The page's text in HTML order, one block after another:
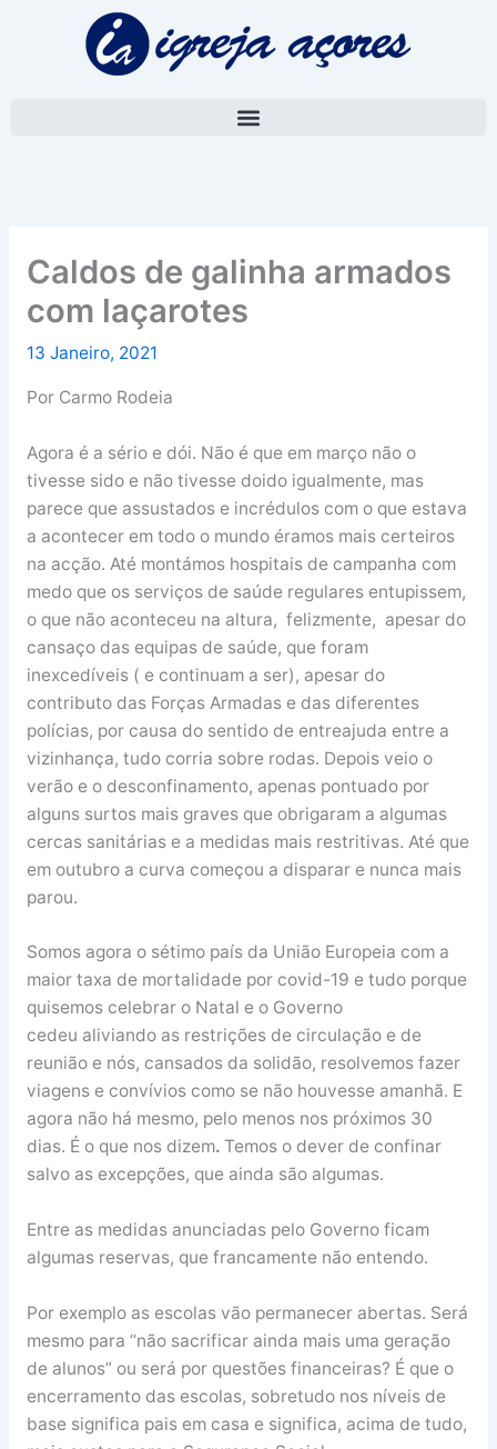
Caldos de galinha armados
com laçarotes
13 Janeiro, 2021
Por Carmo Rodeia
Agora é a sério e dói. Não é que em março não o
tivesse sido e não tivesse doido igualmente, mas
parece que assustados e incrédulos com o que estava
a acontecer em todo o mundo éramos mais certeiros
na acção. Até montámos hospitais de campanha com
medo que os serviços de saúde regulares entupissem,
o que não aconteceu na altura, felizmente, apesar do
cansaço das equipas de saúde, que foram
inexcedíveis ( e continuam a ser), apesar do
contributo das Forças Armadas e das diferentes
polícias, por causa do sentido de entreajuda entre a
vizinhança, tudo corria sobre rodas. Depois veio o
verão e o desconfinamento, apenas pontuado por
alguns surtos mais graves que obrigaram a algumas
cercas sanitárias e a medidas mais restritivas. Até que
em outubro a curva começou a disparar e nunca mais
parou.
Somos agora o sétimo país da União Europeia com a
maior taxa de mortalidade por covid-19 e tudo porque
quisemos celebrar o Natal e o Governo
cedeu aliviando as restrições de circulação e de
reunião e nós, cansados da solidão, resolvemos fazer
viagens e convívios como se não houvesse amanhã. E
agora não há mesmo, pelo menos nos próximos 30
dias. É o que nos dizem. Temos o dever de confinar
salvo as excepções, que ainda são algumas.
Entre as medidas anunciadas pelo Governo ficam
algumas reservas, que francamente não entendo.
Por exemplo as escolas vão permanecer abertas. Será
mesmo para “não sacrificar ainda mais uma geração
de alunos” ou será por questões financeiras? É que o
encerramento das escolas, sobretudo nos níveis de
base significa pais em casa e significa, acima de tudo,